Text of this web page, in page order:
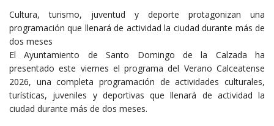
Cultura, turismo, juventud y deporte protagonizan una
programación que llenará de actividad la ciudad durante más de
dos meses
El Ayuntamiento de Santo Domingo de la Calzada ha
presentado este viernes el programa del Verano Calceatense
2026, una completa programación de actividades culturales,
turísticas, juveniles y deportivas que llenará de actividad la
ciudad durante más de dos meses.